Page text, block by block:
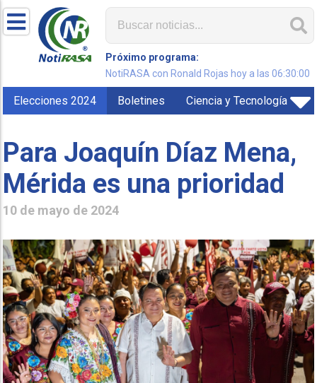
Próximo programa:
NotiRASA con Ronald Rojas hoy a las 06:30:00
Elecciones 2024 Boletines Ciencia y Tecnología
Para Joaquín Díaz Mena,
Mérida es una prioridad
10 de mayo de 2024